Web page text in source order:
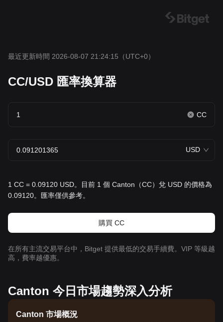
最近更新時間 2026-08-07 21:24:15 （UTC+0）
CC/USD 匯率換算器
CC
USD
1 CC = 0.09120 USD。目前 1 個 Canton（CC）兌 USD 的價格為
0.09120。匯率僅供參考。
購買 CC
在所有主流交易平台中，Bitget 提供最低的交易手續費。VIP 等級越
高，費率越優惠。
Canton 今日市場趨勢深入分析
Canton 市場概況